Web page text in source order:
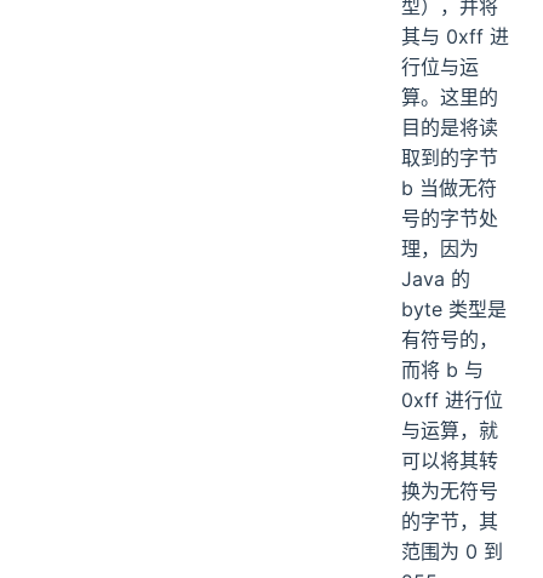
型），并将
其与 0xff 进
行位与运
算。这里的
目的是将读
取到的字节
b 当做无符
号的字节处
理，因为
Java 的
byte 类型是
有符号的，
而将 b 与
0xff 进行位
与运算，就
可以将其转
换为无符号
的字节，其
范围为 0 到